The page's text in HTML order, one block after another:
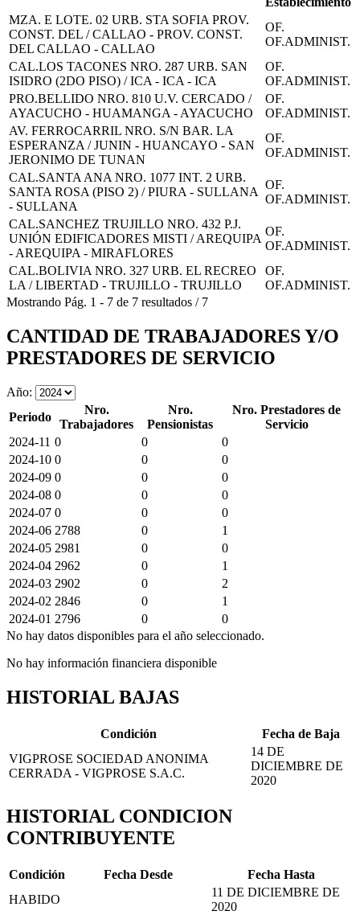
MZA. E LOTE. 02 URB. STA SOFIA PROV.
CONST. DEL / CALLAO - PROV. CONST.
DEL CALLAO - CALLAO
OF.
OF.ADMINIST.
CAL.LOS TACONES NRO. 287 URB. SAN
ISIDRO (2DO PISO) / ICA - ICA - ICA
OF.
OF.ADMINIST.
PRO.BELLIDO NRO. 810 U.V. CERCADO /
AYACUCHO - HUAMANGA - AYACUCHO
OF.
OF.ADMINIST.
AV. FERROCARRIL NRO. S/N BAR. LA
ESPERANZA / JUNIN - HUANCAYO - SAN
JERONIMO DE TUNAN
OF.
OF.ADMINIST.
CAL.SANTA ANA NRO. 1077 INT. 2 URB.
SANTA ROSA (PISO 2) / PIURA - SULLANA
- SULLANA
OF.
OF.ADMINIST.
CAL.SANCHEZ TRUJILLO NRO. 432 P.J.
UNIÓN EDIFICADORES MISTI / AREQUIPA
- AREQUIPA - MIRAFLORES
OF.
OF.ADMINIST.
CAL.BOLIVIA NRO. 327 URB. EL RECREO
LA / LIBERTAD - TRUJILLO - TRUJILLO
OF.
OF.ADMINIST.
Mostrando Pág. 1 - 7 de 7 resultados / 7
CANTIDAD DE TRABAJADORES Y/O
PRESTADORES DE SERVICIO
Año:
Periodo
Nro.
Trabajadores
Nro.
Pensionistas
Nro. Prestadores de
Servicio
2024-11 0 0
0
2024-10 0 0
0
2024-09 0 0
0
2024-08 0 0
0
2024-07 0 0
0
2024-06 2788 0
1
2024-05 2981 0
0
2024-04 2962 0
1
2024-03 2902 0
2
2024-02 2846 0
1
2024-01 2796 0
0
No hay datos disponibles para el año seleccionado.
No hay información financiera disponible
HISTORIAL BAJAS
Condición
Fecha de Baja
VIGPROSE SOCIEDAD ANONIMA
CERRADA - VIGPROSE S.A.C.
14 DE
DICIEMBRE DE
2020
HISTORIAL CONDICION
CONTRIBUYENTE
Condición Fecha Desde
Fecha Hasta
HABIDO
11 DE DICIEMBRE DE
2020